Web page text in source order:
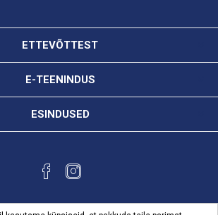
ETTEVÕTTEST
E-TEENINDUS
ESINDUSED